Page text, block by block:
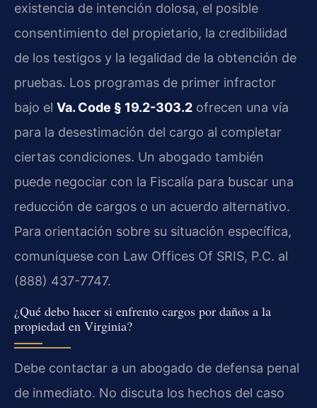
existencia de intención dolosa, el posible
consentimiento del propietario, la credibilidad
de los testigos y la legalidad de la obtención de
pruebas. Los programas de primer infractor
bajo el Va. Code § 19.2-303.2 ofrecen una vía
para la desestimación del cargo al completar
ciertas condiciones. Un abogado también
puede negociar con la Fiscalía para buscar una
reducción de cargos o un acuerdo alternativo.
Para orientación sobre su situación específica,
comuníquese con Law Offices Of SRIS, P.C. al
(888) 437-7747.
¿Qué debo hacer si enfrento cargos por daños a la
propiedad en Virginia?
Debe contactar a un abogado de defensa penal
de inmediato. No discuta los hechos del caso